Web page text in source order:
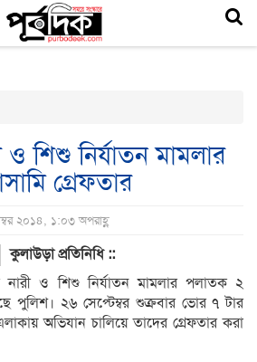
শিশু নির্যাতন মামলার
গ্রেফতার
২০১৪, ১:০৩ অপরাহ্ণ
কুলাউড়া প্রতিনিধি::
ও শিশু নির্যাতন মামলার পলাতক ২
পুলিশ। ২৬ সেপ্টেম্বর শুক্রবার ভোর ৭ টার
অভিযান চালিয়ে তাদের গ্রেফতার করা